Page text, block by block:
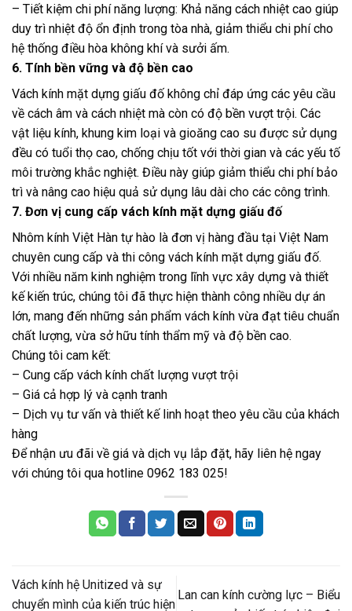
– Tiết kiệm chi phí năng lượng: Khả năng cách nhiệt cao giúp
duy trì nhiệt độ ổn định trong tòa nhà, giảm thiểu chi phí cho
hệ thống điều hòa không khí và sưởi ấm.
6. Tính bền vững và độ bền cao
Vách kính mặt dựng giấu đố không chỉ đáp ứng các yêu cầu
về cách âm và cách nhiệt mà còn có độ bền vượt trội. Các
vật liệu kính, khung kim loại và gioăng cao su được sử dụng
đều có tuổi thọ cao, chống chịu tốt với thời gian và các yếu tố
môi trường khắc nghiệt. Điều này giúp giảm thiểu chi phí bảo
trì và nâng cao hiệu quả sử dụng lâu dài cho các công trình.
7. Đơn vị cung cấp vách kính mặt dựng giấu đố
Nhôm kính Việt Hàn tự hào là đơn vị hàng đầu tại Việt Nam
chuyên cung cấp và thi công vách kính mặt dựng giấu đố.
Với nhiều năm kinh nghiệm trong lĩnh vực xây dựng và thiết
kế kiến trúc, chúng tôi đã thực hiện thành công nhiều dự án
lớn, mang đến những sản phẩm vách kính vừa đạt tiêu chuẩn
chất lượng, vừa sở hữu tính thẩm mỹ và độ bền cao.
Chúng tôi cam kết:
– Cung cấp vách kính chất lượng vượt trội
– Giá cả hợp lý và cạnh tranh
– Dịch vụ tư vấn và thiết kế linh hoạt theo yêu cầu của khách
hàng
Để nhận ưu đãi về giá và dịch vụ lắp đặt, hãy liên hệ ngay
với chúng tôi qua hotline 0962 183 025!
Vách kính hệ Unitized và sự
chuyển mình của kiến trúc hiện
Lan can kính cường lực – Biểu